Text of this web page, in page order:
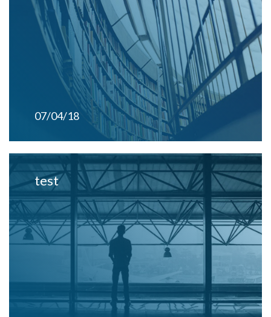
07/04/18
test